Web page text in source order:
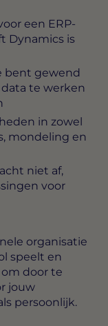
een ERP-
Dynamics is
bent gewend
te werken
in zowel
mondeling en
niet af,
voor
organisatie
speelt en
door te
jouw
persoonlijk.